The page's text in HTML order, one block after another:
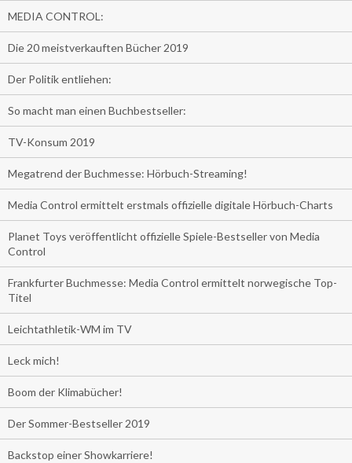
MEDIA CONTROL:
Die 20 meistverkauften Bücher 2019
Der Politik entliehen:
So macht man einen Buchbestseller:
TV-Konsum 2019
Megatrend der Buchmesse: Hörbuch-Streaming!
Media Control ermittelt erstmals offizielle digitale Hörbuch-Charts
Planet Toys veröffentlicht offizielle Spiele-Bestseller von Media
Control
Frankfurter Buchmesse: Media Control ermittelt norwegische Top-
Titel
Leichtathletik-WM im TV
Leck mich!
Boom der Klimabücher!
Der Sommer-Bestseller 2019
Backstop einer Showkarriere!